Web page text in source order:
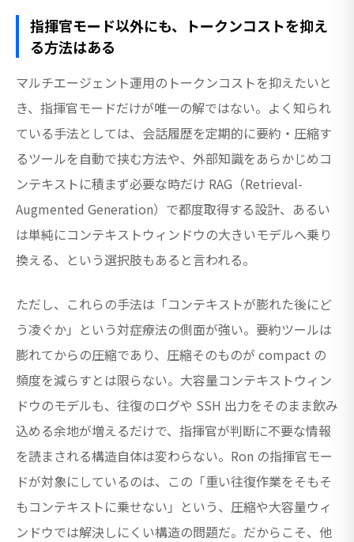
指揮官モード以外にも、トークンコストを抑え
る方法はある
マルチエージェント運用のトークンコストを抑えたいと
き、指揮官モードだけが唯一の解ではない。よく知られ
ている手法としては、会話履歴を定期的に要約・圧縮す
るツールを自動で挟む方法や、外部知識をあらかじめコ
ンテキストに積まず必要な時だけ RAG（Retrieval-
Augmented Generation）で都度取得する設計、あるい
は単純にコンテキストウィンドウの大きいモデルへ乗り
換える、という選択肢もあると言われる。
ただし、これらの手法は「コンテキストが膨れた後にど
う凌ぐか」という対症療法の側面が強い。要約ツールは
膨れてからの圧縮であり、圧縮そのものが compact の
頻度を減らすとは限らない。大容量コンテキストウィン
ドウのモデルも、往復のログや SSH 出力をそのまま飲み
込める余地が増えるだけで、指揮官が判断に不要な情報
を読まされる構造自体は変わらない。Ron の指揮官モー
ドが対象にしているのは、この「重い往復作業をそもそ
もコンテキストに乗せない」という、圧縮や大容量ウィ
ンドウでは解決しにくい構造の問題だ。だからこそ、他